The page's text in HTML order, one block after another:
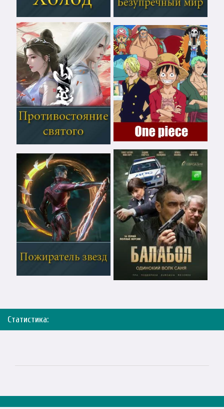
Статистика: